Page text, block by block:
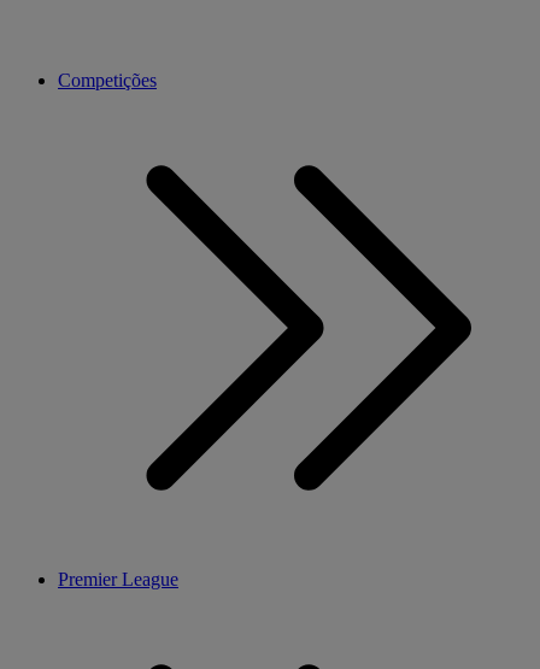
Competições
Premier League